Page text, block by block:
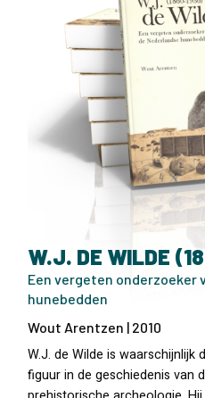
W.J. DE WILDE
Een vergeten onderzoeker
hunebedden
Wout Arentzen | 2010
W.J. de Wilde is waarschijnlijk
figuur in de geschiedenis van